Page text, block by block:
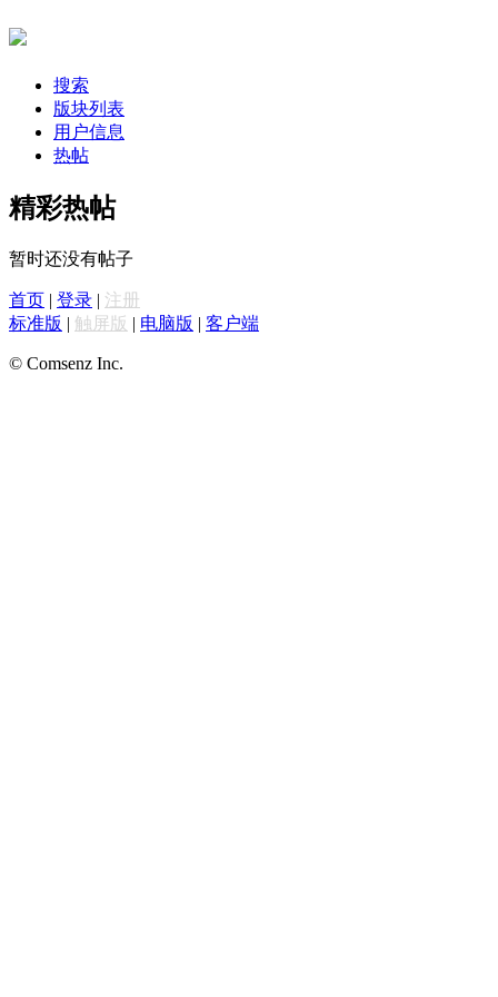
搜索
版块列表
用户信息
热帖
精彩热帖
暂时还没有帖子
首页 | 登录 | 注册
标准版 | 触屏版 | 电脑版 | 客户端
© Comsenz Inc.